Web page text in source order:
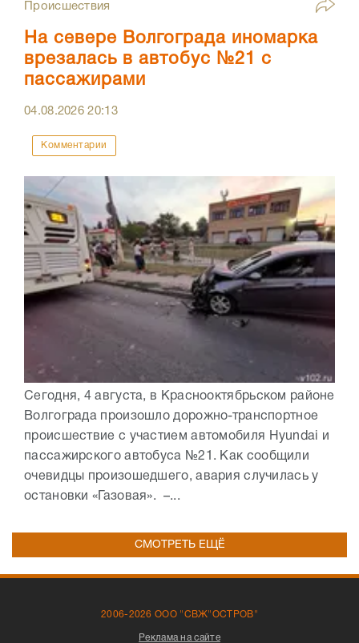
Происшествия
На севере Волгограда иномарка
врезалась в автобус №21 с
пассажирами
04.08.202620:13
Комментарии
Сегодня, 4 августа, в Краснооктябрьском районе
Волгограда произошло дорожно-транспортное
происшествие с участием автомобиля Hyundai и
пассажирского автобуса №21. Как сообщили
очевидцы произошедшего, авария случилась у
остановки «Газовая». –...
СМОТРЕТЬ ЕЩЁ
2006-2026 ООО "СВЖ"ОСТРОВ"
Реклама на сайте